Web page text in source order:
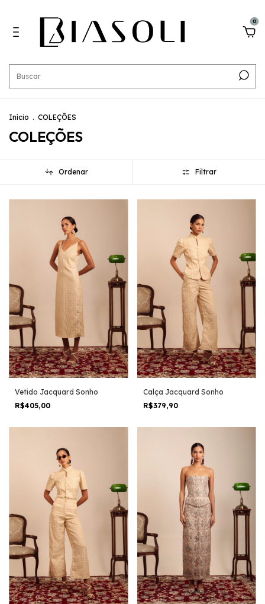
0
Início . COLEÇÕES
COLEÇÕES
Ordenar Filtrar
Vetido Jacquard Sonho
R$405,00
Calça Jacquard Sonho
R$379,90